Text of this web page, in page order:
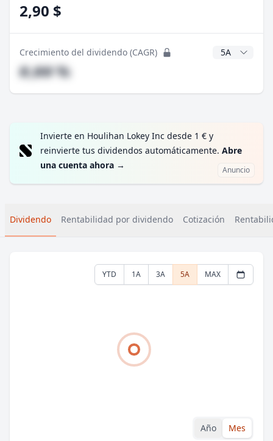
2,90 $
Crecimiento del dividendo (CAGR) Años CAGR
#,## %
Invierte en Houlihan Lokey Inc desde 1 € y
reinvierte tus dividendos automáticamente. Abre
una cuenta ahora → Anuncio
Dividendo Rentabilidad por dividendo Cotización
YTD 1A 3A 5A MAX
Año Mes